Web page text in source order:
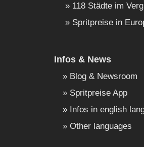
118 Städte im
Spritpreise in
Infos & News
Blog & Newsroom
Spritpreise App
Infos in english
Other languages